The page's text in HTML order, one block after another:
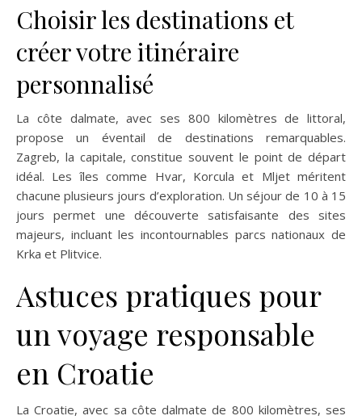
Choisir les destinations et
créer votre itinéraire
personnalisé
La côte dalmate, avec ses 800 kilomètres de littoral,
propose un éventail de destinations remarquables.
Zagreb, la capitale, constitue souvent le point de départ
idéal. Les îles comme Hvar, Korcula et Mljet méritent
chacune plusieurs jours d’exploration. Un séjour de 10 à 15
jours permet une découverte satisfaisante des sites
majeurs, incluant les incontournables parcs nationaux de
Krka et Plitvice.
Astuces pratiques pour
un voyage responsable
en Croatie
La Croatie, avec sa côte dalmate de 800 kilomètres, ses